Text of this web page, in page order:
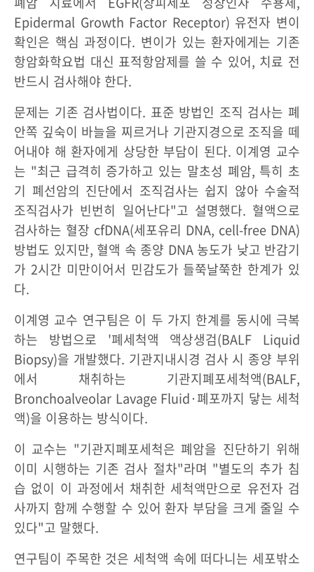
Epidermal Growth Factor Receptor) 유전자 변이
확인은 핵심 과정이다. 변이가 있는 환자에게는 기존
항암화학요법 대신 표적항암제를 쓸 수 있어, 치료 전
반드시 검사해야 한다.
문제는 기존 검사법이다. 표준 방법인 조직 검사는 폐
안쪽 깊숙이 바늘을 찌르거나 기관지경으로 조직을 떼
어내야 해 환자에게 상당한 부담이 된다. 이계영 교수
는 "최근 급격히 증가하고 있는 말초성 폐암, 특히 초
기 폐선암의 진단에서 조직검사는 쉽지 않아 수술적
조직검사가 빈번히 일어난다"고 설명했다. 혈액으로
검사하는 혈장 cfDNA(세포유리 DNA, cell-free DNA)
방법도 있지만, 혈액 속 종양 DNA 농도가 낮고 반감기
가 2시간 미만이어서 민감도가 들쭉날쭉한 한계가 있
다.
이계영 교수 연구팀은 이 두 가지 한계를 동시에 극복
하는 방법으로 '폐세척액 액상생검(BALF Liquid
Biopsy)을 개발했다. 기관지내시경 검사 시 종양 부위
에서 채취하는 기관지폐포세척액(BALF,
Bronchoalveolar Lavage Fluid·폐포까지 닿는 세척
액)을 이용하는 방식이다.
이 교수는 "기관지폐포세척은 폐암을 진단하기 위해
이미 시행하는 기존 검사 절차"라며 "별도의 추가 침
습 없이 이 과정에서 채취한 세척액만으로 유전자 검
사까지 함께 수행할 수 있어 환자 부담을 크게 줄일 수
있다"고 말했다.
연구팀이 주목한 것은 세척액 속에 떠다니는 세포밖소